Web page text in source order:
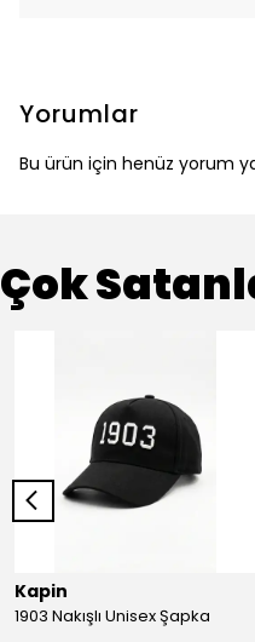
Yorumlar
Bu ürün için henüz yorum
Çok
Kapin
1903 Nakışlı Unisex Şapka